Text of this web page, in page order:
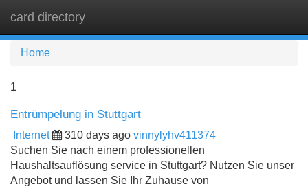
card directory
Home
1
Entrümpelung in Stuttgart
Internet 310 days ago vinnylyhv411374
Suchen Sie nach einem professionellen
Haushaltsauflösung service in Stuttgart? Nutzen Sie unser
Angebot und lassen Sie Ihr Zuhause von